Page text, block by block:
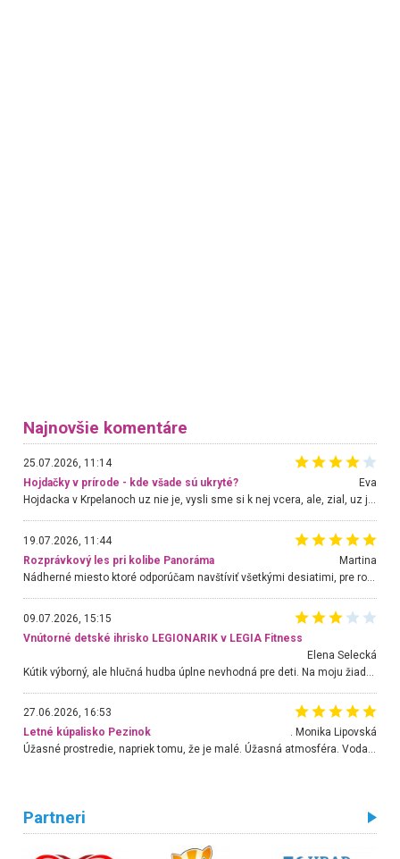
Najnovšie komentáre
25.07.2026, 11:14
Hojdačky v prírode - kde všade sú ukryté?
Eva
Hojdacka v Krpelanoch uz nie je, vysli sme si k nej vcera, ale, zial, uz je znicena. Ak sem planujete cestu len kvoli hojdacke, mozete si ju usetrit. Krasny vyhlad je tu vsak aj bez hojdacky :-)
19.07.2026, 11:44
Rozprávkový les pri kolibe Panoráma
Martina
Nádherné miesto ktoré odporúčam navštíviť všetkými desiatimi, pre rodiny s deťmi, dôchodcom... Proste a jednoducho ozaj rozprávkový les.. určite ešte prídeme. Odniesli sme si na pamiatku krásne tričká,
09.07.2026, 15:15
Vnútorné detské ihrisko LEGIONARIK v LEGIA Fitness
Elena Selecká
27.06.2026, 16:53
Letné kúpalisko Pezinok
. Monika Lipovská
Úžasné prostredie, napriek tomu, že je malé. Úžasná atmosféra. Voda fantastická a nádherná. Ľudí je pomerne veľa, ale su mili a ohľaduplní. Je veľmi zaujímavé sledovať, ako dokážu spolu športovať cudzí ľudia a bez ohľadu na vek. Vládne tu pohoda. Vnuka neviem dostať z vody. Ďakujem za krásny deň . Urcite sa sem vrátim. Jediný problém je s parkovaním, ale aj ten sa mi podarilo vyriešiť. Monika Bratislava
Partneri